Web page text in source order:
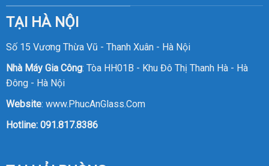
TẠI HÀ NỘI
Số 15 Vương Thừa Vũ - Thanh Xuân - Hà Nội
Nhà Máy Gia Công: Tòa HH01B - Khu Đô Thị Thanh Hà - Hà
Đông - Hà Nội
Website: www.PhucAnGlass.Com
Hotline: 091.817.8386